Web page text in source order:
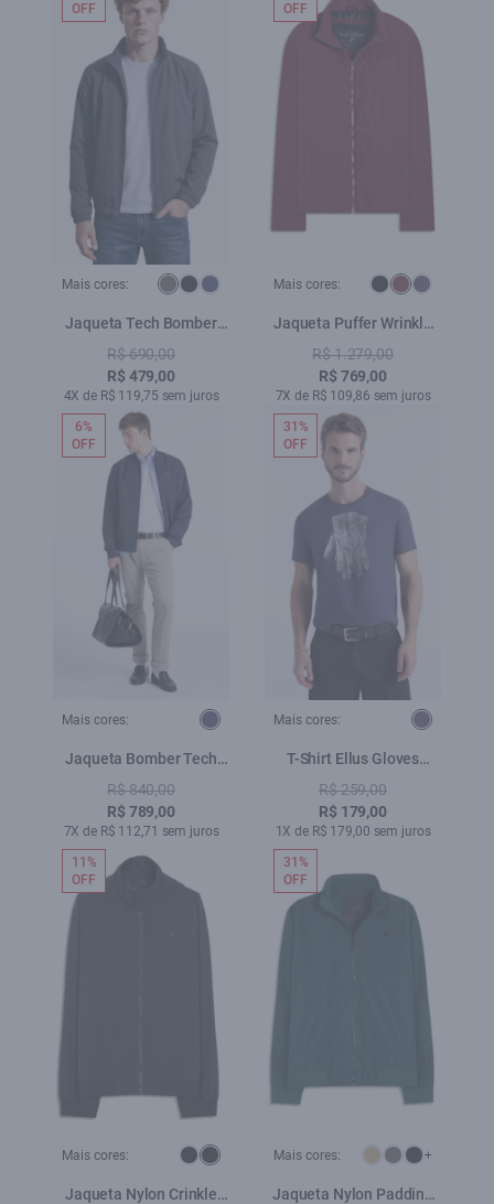
Mais cores:
Jaqueta Tech Bomber
Hood Grafite
R$ 690,00
R$ 479,00
4X de R$ 119,75 sem juros
OFF
Mais cores:
Jaqueta Puffer Wrinkle
Ellus Bordeaux
R$ 1.279,00
R$ 769,00
7X de R$ 109,86 sem juros
OFF
Mais cores:
Jaqueta Bomber Tech
Dark Navy
R$ 840,00
R$ 789,00
7X de R$ 112,71 sem juros
6%
OFF
Mais cores:
T-Shirt Ellus Gloves
Classic Purple Blue
R$ 259,00
R$ 179,00
1X de R$ 179,00 sem juros
31%
OFF
Mais cores:
Jaqueta Nylon Crinkle
11%
OFF
Mais cores: +
Jaqueta Nylon Padding
31%
OFF